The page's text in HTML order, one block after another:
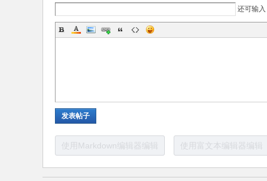
还可输入
发表帖子
使用Markdown编辑器编辑 使用富文本编辑器编辑